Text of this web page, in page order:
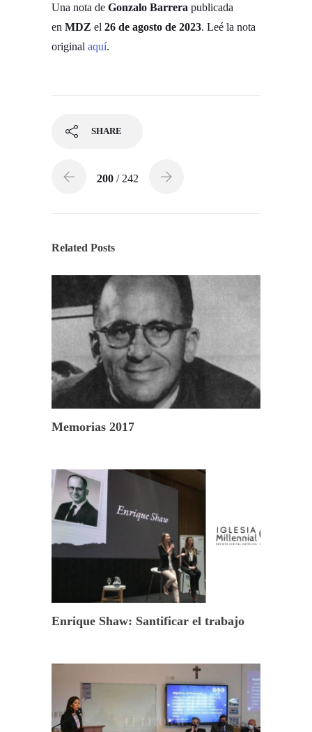
Una nota de Gonzalo Barrera publicada
en MDZ el 26 de agosto de 2023. Leé la nota
original aquí.
SHARE
200 / 242
Related Posts
Memorias 2017
Enrique Shaw: Santificar el trabajo